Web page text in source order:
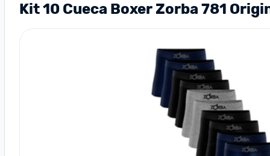
Kit 10 Cueca Boxer Zorba 781